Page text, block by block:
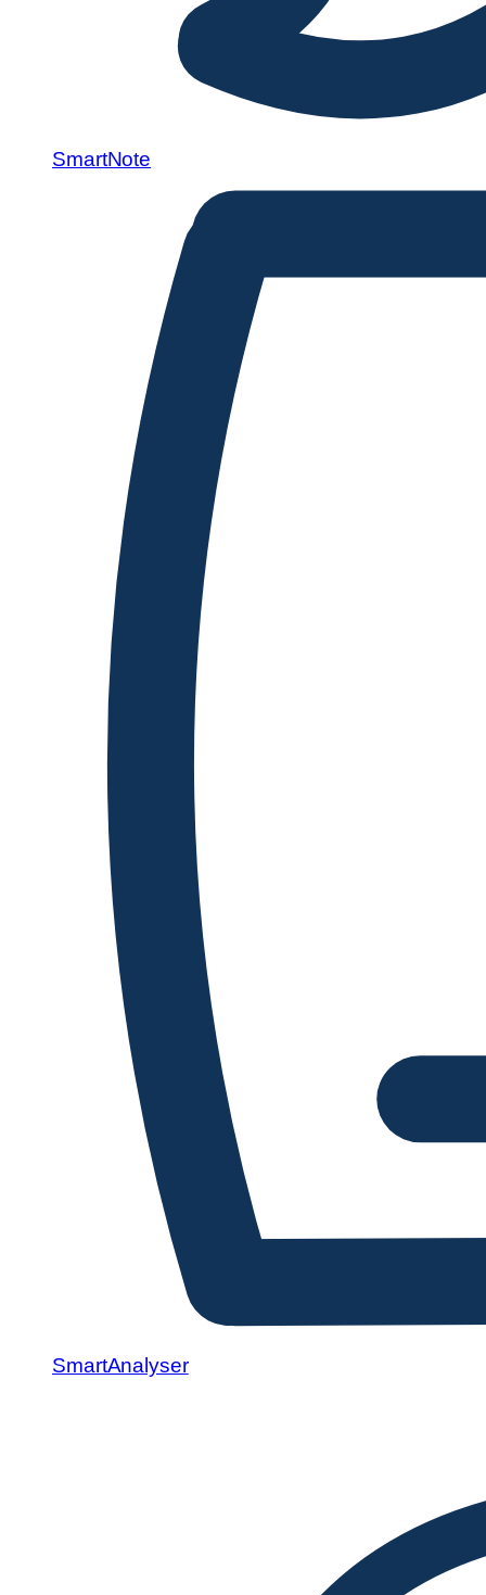
SmartNote
SmartAnalyser